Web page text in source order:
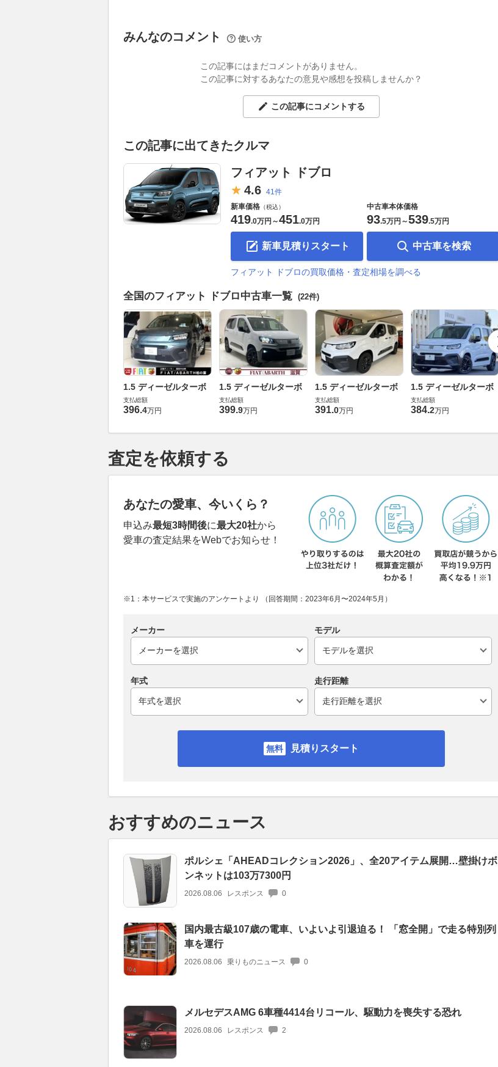
みんなのコメント 使い方
この記事にはまだコメントがありません。
この記事に対するあなたの意見や感想を投稿しませんか？
この記事にコメントする
この記事に出てきたクルマ
フィアット ドブロ
4.6 41件
新車価格 （税込）
419.0万円 ～451.0万円
新車見積りスタート
中古車本体価格
93.5万円 ～539.5万円
中古車を検索
フィアット ドブロの買取価格・査定相場を調べる
全国のフィアット ドブロ中古車一覧 (22件)
1.5 ディーゼルターボ
支払総額
396.4万円
1.5 ディーゼルターボ
支払総額
399.9万円
1.5 ディーゼルターボ
支払総額
391.0万円
1.5 ディーゼルターボ
支払総額
384.2万円
査定を依頼する
あなたの愛車、今いくら？
申込み最短3時間後に最大20社から
愛車の査定結果をWebでお知らせ！
※1：本サービスで実施のアンケートより （回答期間：2023年6月〜2024年5月）
メーカー モデル
年式 走行距離
見積りスタート
おすすめのニュース
ポルシェ「AHEADコレクション2026」、全20アイテム展開…壁掛けボ
ンネットは103万7300円
2026.08.06 レスポンス 0
国内最古級107歳の電車、いよいよ引退迫る！ 「窓全開」で走る特別列
車を運行
2026.08.06 乗りものニュース 0
メルセデスAMG 6車種4414台リコール、駆動力を喪失する恐れ
2026.08.06 レスポンス 2